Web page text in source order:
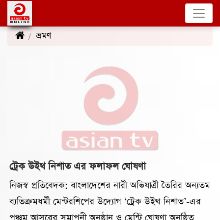
ভ্রমণ
ট্রেক উইথ নিশাত এর ফলাফল ঘোষণা
নিজস্ব প্রতিবেদক: বাংলাদেশের নারী অভিযাত্রী তৈরির অন্যতম
ব্যতিক্রমধর্মী মেন্টরশিপের উদ্যোগ ‘ট্রেক উইথ নিশাত’-এর